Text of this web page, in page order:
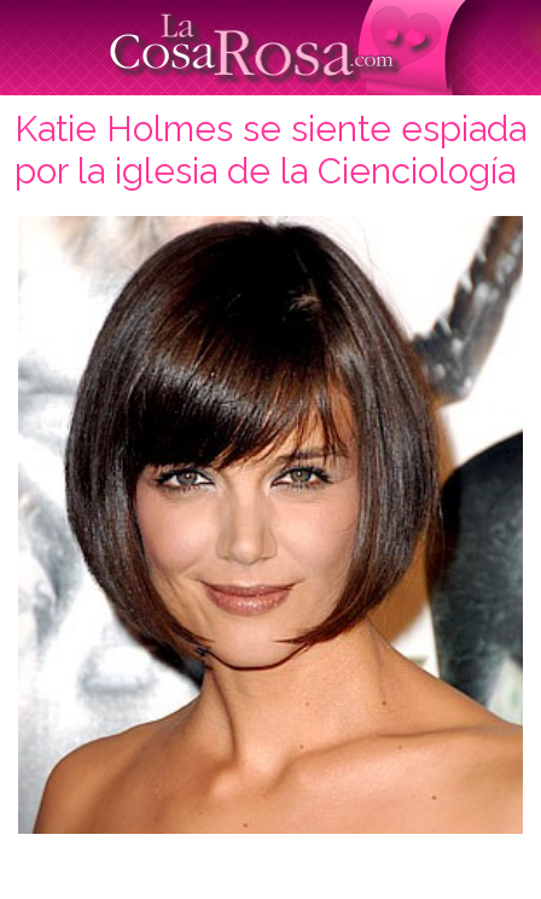
Katie Holmes se siente espiada
por la iglesia de la Cienciología